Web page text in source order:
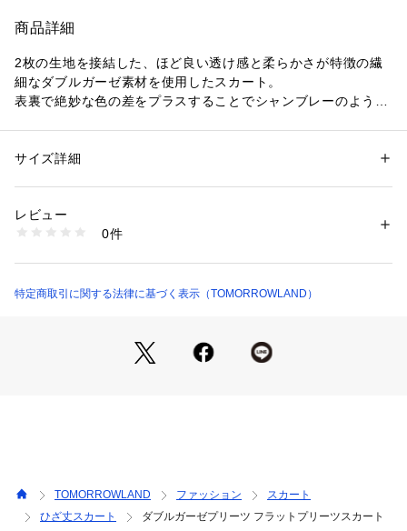
商品詳細
2枚の生地を接結した、ほど良い透け感と柔らかさが特徴の繊
細なダブルガーゼ素材を使用したスカート。
表裏で絶妙な色の差をプラスすることでシャンブレーのような
くなり過ぎず、上品な印象に仕上げています。
ウエストには光沢のある飾りゴムを使用しているためタックイ
ンスタイルもすっきりと決まります。
繰り返しで次第に折り目はあまくなっていきます。
より長く美しい形を保つため、お取扱い上の注意をよくご確認
性別：レディース
素材：ポリエステル100％
洗濯：手洗い、漂白不可、タンブル乾燥不可、自然乾燥、アイロン仕上げ
不可、ドライ可、ウエットクリーニング可
商品番号：1095000000665 （モール）
サイズ詳細
レビュー
0件
特定商取引に関する法律に基づく表示（TOMORROWLAND）
TOMORROWLAND ファッション
スカート
ひざ丈スカート
ダブルガーゼプリーツ フラットプリーツスカート